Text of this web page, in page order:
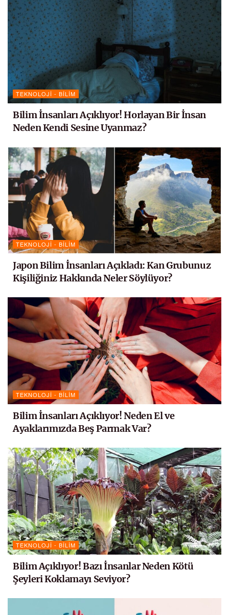
TEKNOLOJI - BILIM
Bilim İnsanları Açıklıyor! Horlayan Bir İnsan
Neden Kendi Sesine Uyanmaz?
TEKNOLOJI - BILIM
Japon Bilim İnsanları Açıkladı: Kan Grubunuz
Kişiliğiniz Hakkında Neler Söylüyor?
TEKNOLOJI - BILIM
Bilim İnsanları Açıklıyor! Neden El ve
Ayaklarımızda Beş Parmak Var?
TEKNOLOJI - BILIM
Bilim Açıklıyor! Bazı İnsanlar Neden Kötü
Şeyleri Koklamayı Seviyor?